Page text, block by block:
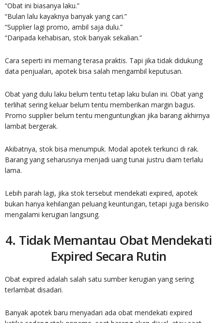
“Obat ini biasanya laku.”
“Bulan lalu kayaknya banyak yang cari.”
“Supplier lagi promo, ambil saja dulu.”
“Daripada kehabisan, stok banyak sekalian.”
Cara seperti ini memang terasa praktis. Tapi jika tidak didukung
data penjualan, apotek bisa salah mengambil keputusan.
Obat yang dulu laku belum tentu tetap laku bulan ini. Obat yang
terlihat sering keluar belum tentu memberikan margin bagus.
Promo supplier belum tentu menguntungkan jika barang akhirnya
lambat bergerak.
Akibatnya, stok bisa menumpuk. Modal apotek terkunci di rak.
Barang yang seharusnya menjadi uang tunai justru diam terlalu
lama.
Lebih parah lagi, jika stok tersebut mendekati expired, apotek
bukan hanya kehilangan peluang keuntungan, tetapi juga berisiko
mengalami kerugian langsung.
4. Tidak Memantau Obat Mendekati
Expired Secara Rutin
Obat expired adalah salah satu sumber kerugian yang sering
terlambat disadari.
Banyak apotek baru menyadari ada obat mendekati expired